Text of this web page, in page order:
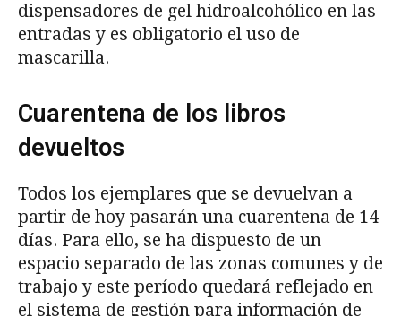
dispensadores de gel hidroalcohólico en las
entradas y es obligatorio el uso de
mascarilla.
Cuarentena de los libros
devueltos
Todos los ejemplares que se devuelvan a
partir de hoy pasarán una cuarentena de 14
días. Para ello, se ha dispuesto de un
espacio separado de las zonas comunes y de
trabajo y este período quedará reflejado en
el sistema de gestión para información de